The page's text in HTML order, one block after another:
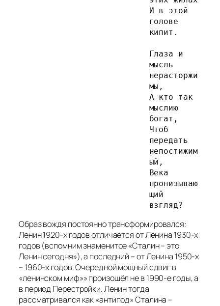
И в этой
голове
кипит.
Глаза и
мысль
нерасторжи
мы,
А кто так
мыслию
богат,
Чтоб
передать
непостижим
ый,
Века
пронизываю
щий
взгляд?
Образ вождя постоянно трансформировался:
Ленин 1920-х годов отличается от Ленина 1930-х
годов (вспомним знаменитое «Сталин – это
Ленин сегодня»), а последний – от Ленина 1950-х
– 1960-х годов. Очередной мощный сдвиг в
«ленинском миф»» произошёл не в 1990-е годы, а
в период Перестройки. Ленин тогда
рассматривался как «антипод» Сталина –